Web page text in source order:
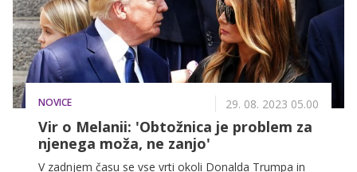
NOVICE 29. 08. 2023 05.00
Vir o Melanii: 'Obtožnica je problem za
njenega moža, ne zanjo'
V zadnjem času se vse vrti okoli Donalda Trumpa in